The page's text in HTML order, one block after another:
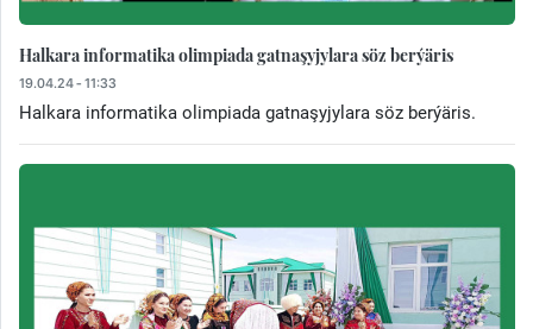
Halkara informatika olimpiada gatnaşyjylara söz berýäris
19.04.24 - 11:33
Halkara informatika olimpiada gatnaşyjylara söz berýäris.